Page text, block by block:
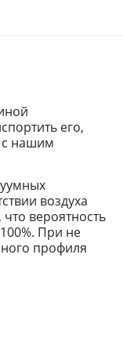
его,
с нашим
воздуха
вероятность
При не
профиля